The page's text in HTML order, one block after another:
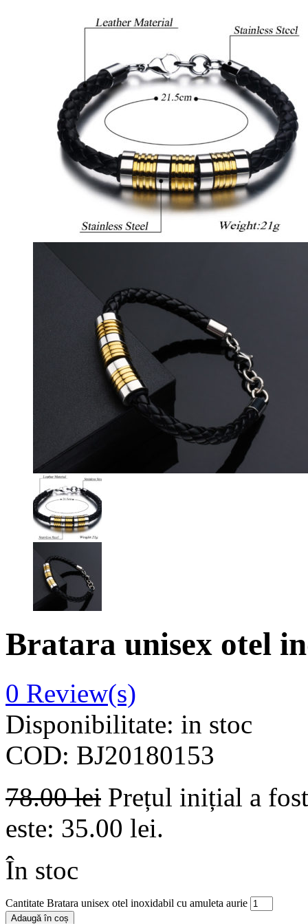
Bratara unisex otel
0 Review(s)
Disponibilitate: in stoc
COD: BJ20180153
78.00lei Prețul inițial a
este: 35.00 lei.
În stoc
Cantitate Bratara unisex otel inoxidabil cu amuleta aurie
Adaugă în coș